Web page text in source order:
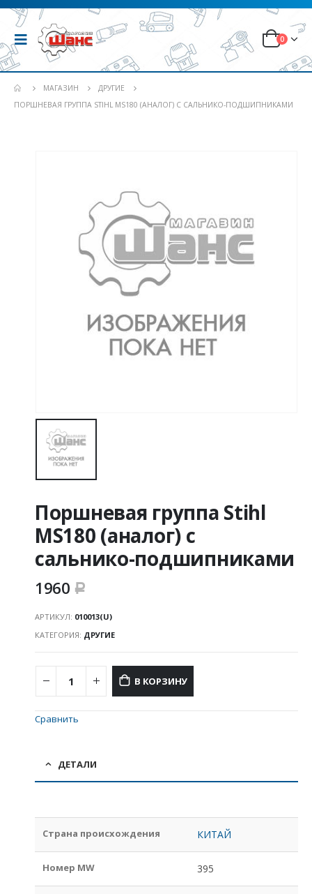
0
МАГАЗИН
ДРУГИЕ
ПОРШНЕВАЯ ГРУППА STIHL MS180 (АНАЛОГ) С САЛЬНИКО-ПОДШИПНИКАМИ
Поршневая группа Stihl
MS180 (аналог) с
сальнико-подшипниками
1960 Р
АРТИКУЛ: 010013(U)
КАТЕГОРИЯ: ДРУГИЕ
В КОРЗИНУ
Сравнить
ДЕТАЛИ
Страна происхождения КИТАЙ
Номер MW 395